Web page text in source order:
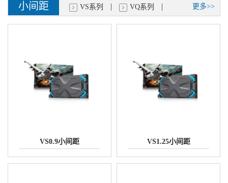
小间距 更多>>
VS系列 | VQ系列 |
VS0.9小间距 VS1.25小间距